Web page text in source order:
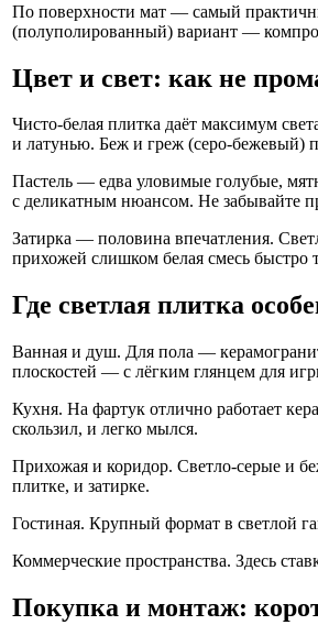
По поверхности мат — самый
(полуполированный) вариант —
Цвет и свет: как не
Чисто-белая плитка даёт максимум
и латунью. Беж и греж (серо-бежевый)
Пастель — едва уловимые голубые,
с деликатным нюансом. Не забывайте
Затирка — половина впечатления.
прихожей слишком белая смесь быстро
Где светлая плитка
Ванная и душ. Для пола —
плоскостей — с лёгким глянцем для
Кухня. На фартук отлично работает
скользил, и легко мылся.
Прихожая и коридор. Светло-серые и
плитке, и затирке.
Гостиная. Крупный формат в светлой
Коммерческие пространства. Здесь
Покупка и монтаж: